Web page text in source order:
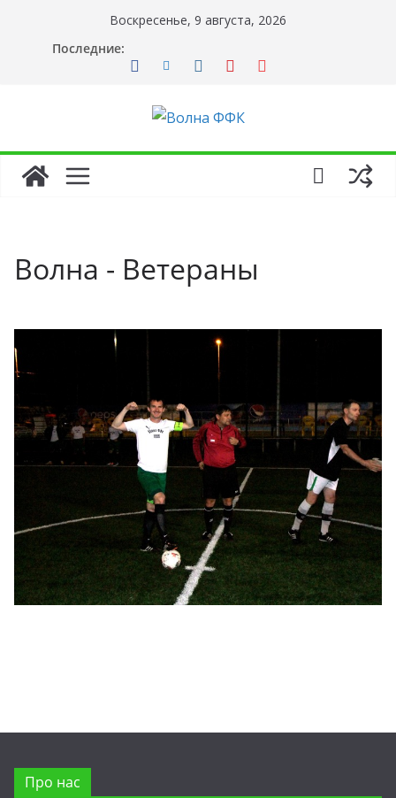
содержимому
Воскресенье, 9 августа, 2026
Последние:
Волна - Ветераны
Про нас